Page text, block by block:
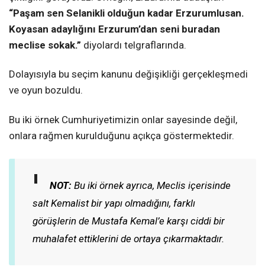
“Paşam sen Selanikli olduğun kadar Erzurumlusan.
Koyasan adaylığını Erzurum’dan seni buradan
meclise sokak.” diyolardı telgraflarında.
Dolayısıyla bu seçim kanunu değişikliği gerçekleşmedi
ve oyun bozuldu.
Bu iki örnek Cumhuriyetimizin onlar sayesinde değil,
onlara rağmen kurulduğunu açıkça göstermektedir.
NOT: Bu iki örnek ayrıca, Meclis içerisinde
salt Kemalist bir yapı olmadığını, farklı
görüşlerin de Mustafa Kemal’e karşı ciddi bir
muhalafet ettiklerini de ortaya çıkarmaktadır.